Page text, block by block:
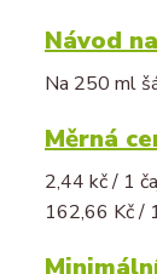
Návod
Na 250 ml
Měrná
2,44 kč / 1
162,66 Kč /